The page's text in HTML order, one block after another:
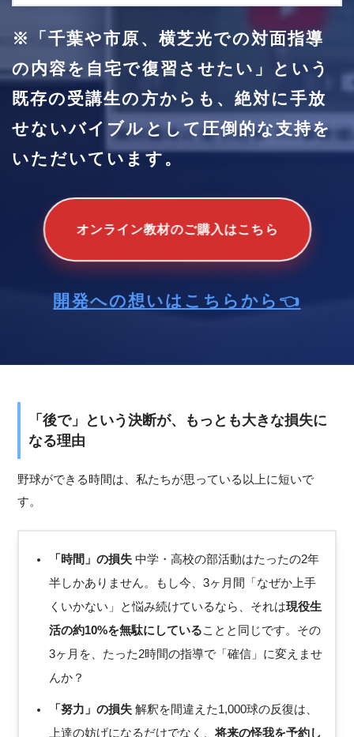
※「千葉や市原、横芝光での対面指導
の内容を自宅で復習させたい」という
既存の受講生の方からも、絶対に手放
せないバイブルとして圧倒的な支持を
いただいています。
オンライン教材のご購入はこちら
開発への想いはこちらから👈
「後で」という決断が、もっとも大きな損失に
なる理由
野球ができる時間は、私たちが思っている以上に短いで
す。
「時間」の損失中学・高校の部活動はたったの2年
半しかありません。もし今、3ヶ月間「なぜか上手
くいかない」と悩み続けているなら、それは現役生
活の約10%を無駄にしていることと同じです。その
3ヶ月を、たった2時間の指導で「確信」に変えませ
んか？
「努力」の損失解釈を間違えた1,000球の反復は、
上達の妨げになるだけでなく、将来の怪我を予約し